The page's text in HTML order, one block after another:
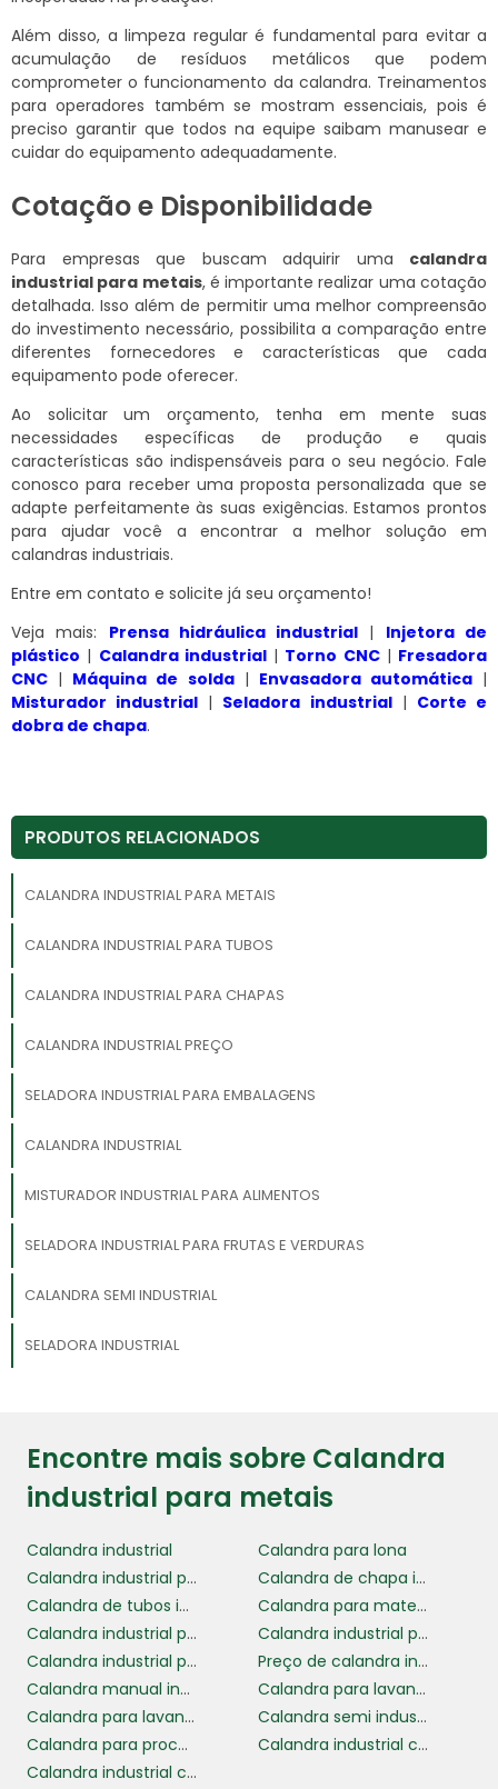
Além disso, a limpeza regular é fundamental para evitar a
acumulação de resíduos metálicos que podem
comprometer o funcionamento da calandra. Treinamentos
para operadores também se mostram essenciais, pois é
preciso garantir que todos na equipe saibam manusear e
cuidar do equipamento adequadamente.
Cotação e Disponibilidade
Para empresas que buscam adquirir uma calandra
industrial para metais, é importante realizar uma cotação
detalhada. Isso além de permitir uma melhor compreensão
do investimento necessário, possibilita a comparação entre
diferentes fornecedores e características que cada
equipamento pode oferecer.
Ao solicitar um orçamento, tenha em mente suas
necessidades específicas de produção e quais
características são indispensáveis para o seu negócio. Fale
conosco para receber uma proposta personalizada que se
adapte perfeitamente às suas exigências. Estamos prontos
para ajudar você a encontrar a melhor solução em
calandras industriais.
Entre em contato e solicite já seu orçamento!
Veja mais: Prensa hidráulica industrial | Injetora de
plástico | Calandra industrial| Torno CNC| Fresadora
CNC | Máquina de solda| Envasadora automática|
Misturador industrial | Seladora industrial| Corte e
dobra de chapa.
PRODUTOS RELACIONADOS
CALANDRA INDUSTRIAL PARA METAIS
CALANDRA INDUSTRIAL PARA TUBOS
CALANDRA INDUSTRIAL PARA CHAPAS
CALANDRA INDUSTRIAL PREÇO
SELADORA INDUSTRIAL PARA EMBALAGENS
CALANDRA INDUSTRIAL
MISTURADOR INDUSTRIAL PARA ALIMENTOS
SELADORA INDUSTRIAL PARA FRUTAS E VERDURAS
CALANDRA SEMI INDUSTRIAL
SELADORA INDUSTRIAL
Encontre mais sobre Calandra
industrial para metais
Calandra industrial
Calandra para lona
Calandra industrial para metais
Calandra de chapa industrial
Calandra de tubos industrial
Calandra para materiais flexíveis
Calandra industrial para chapas
Calandra industrial para tubos
Calandra industrial preço
Preço de calandra industrial
Calandra manual industrial
Calandra para lavanderia industrial
Calandra para lavanderia industrial preço
Calandra semi industrial
Calandra para processo de produção eficiente
Calandra industrial com tecnologia avançada
Calandra industrial com alta capacidade de produção